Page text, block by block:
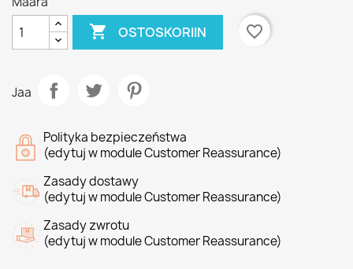
 OSTOSKORIIN favorite_border
Jaa
Polityka bezpieczeństwa
(edytuj w module Customer Reassurance)
Zasady dostawy
(edytuj w module Customer Reassurance)
Zasady zwrotu
(edytuj w module Customer Reassurance)